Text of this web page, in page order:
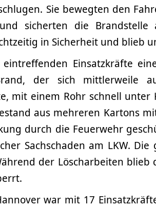
Sie bewegten den
sicherten die
in Sicherheit und blieb
Einsatzkräfte
der sich mittlerweile
mit einem Rohr schnell unter
aus mehreren Kartons
durch die Feuerwehr
Sachschaden am LKW.
der Löscharbeiten
war mit 17